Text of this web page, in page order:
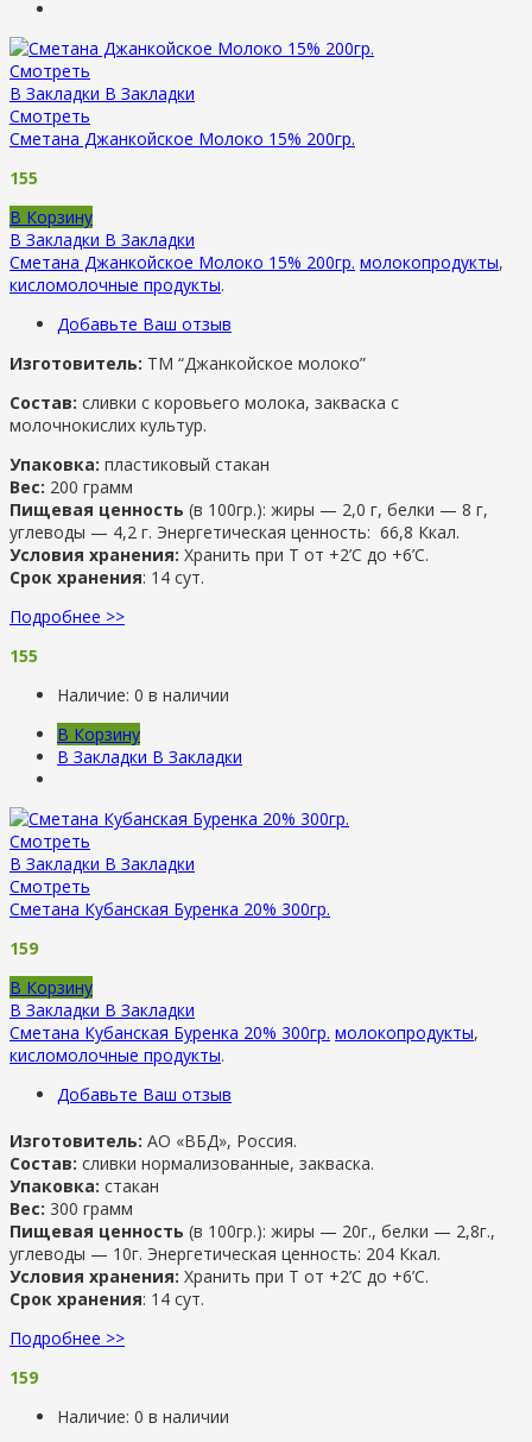
Смотреть
В Закладки В Закладки
Смотреть
Сметана Джанкойское Молоко 15% 200гр.
155
В Корзину
В Закладки В Закладки
Сметана Джанкойское Молоко 15% 200гр. молокопродукты,
кисломолочные продукты.
Добавьте Ваш отзыв
Изготовитель: ТМ “Джанкойское молоко”
Состав: сливки с коровьего молока, закваска с
молочнокислих культур.
Упаковка: пластиковый стакан
Вес: 200 грамм
Пищевая ценность (в 100гр.): жиры — 2,0 г, белки — 8 г,
углеводы — 4,2 г. Энергетическая ценность: 66,8 Ккал.
Условия хранения: Хранить при Т от +2’С до +6’C.
Срок хранения: 14 сут.
Подробнее >>
155
Наличие: 0 в наличии
В Корзину
В Закладки В Закладки
Смотреть
В Закладки В Закладки
Смотреть
Сметана Кубанская Буренка 20% 300гр.
159
В Корзину
В Закладки В Закладки
Сметана Кубанская Буренка 20% 300гр. молокопродукты,
кисломолочные продукты.
Добавьте Ваш отзыв
Изготовитель: АО «ВБД», Россия.
Состав: сливки нормализованные, закваска.
Упаковка: стакан
Вес: 300 грамм
Пищевая ценность (в 100гр.): жиры — 20г., белки — 2,8г.,
углеводы — 10г. Энергетическая ценность: 204 Ккал.
Условия хранения: Хранить при Т от +2’С до +6’C.
Срок хранения: 14 сут.
Подробнее >>
159
Наличие: 0 в наличии